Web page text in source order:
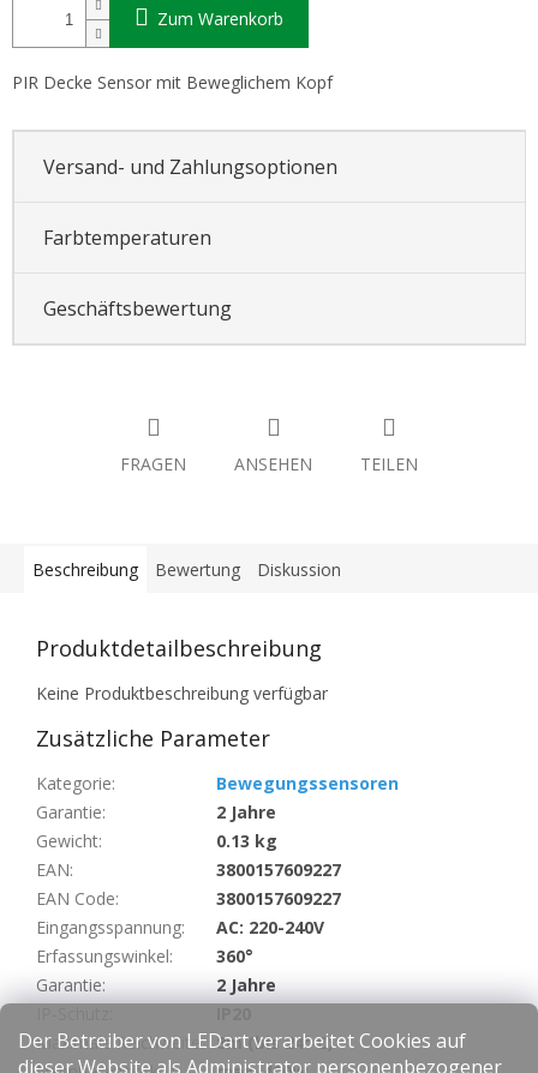
Der Betreiber von LEDart verarbeitet Cookies auf
dieser Website als Administrator personenbezogener
Zum Warenkorb
PIR Decke Sensor mit Beweglichem Kopf
Versand- und Zahlungsoptionen
Farbtemperaturen
Geschäftsbewertung
FRAGEN ANSEHEN TEILEN
Beschreibung Bewertung Diskussion
Produktdetailbeschreibung
Keine Produktbeschreibung verfügbar
Zusätzliche Parameter
Kategorie:
Bewegungssensoren
Garantie:
2 Jahre
Gewicht:
0.13 kg
EAN:
3800157609227
EAN Code:
3800157609227
Eingangsspannung:
AC: 220-240V
Erfassungswinkel:
360°
Garantie:
2 Jahre
Maximale Reichweite: 8m (bis 24° C)